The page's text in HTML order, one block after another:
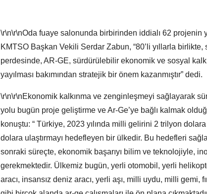
\r\n\r\nOda fuaye salonunda birbirinden iddialı 62 projenin
KMTSO Başkan Vekili Serdar Zabun, “80’li yıllarla
perdesinde, AR-GE, sürdürülebilir ekonomik ve sosyal
yayılması bakımından stratejik bir önem kazanmıştır” dedi.
\r\n\r\nEkonomik kalkınma ve zenginleşmeyi sağlayarak
yolu bugün proje geliştirme ve Ar-Ge’ye bağlı kalmak
konuştu: “ Türkiye, 2023 yılında milli gelirini 2 trilyon
dolara ulaştırmayı hedefleyen bir ülkedir. Bu hedefleri
sonraki süreçte, ekonomik başarıyı bilim ve teknolojiyle,
gerekmektedir. Ülkemiz bugün, yerli otomobil, yerli
aracı, insansız deniz aracı, yerli aşı, milli uydu, milli gemi,